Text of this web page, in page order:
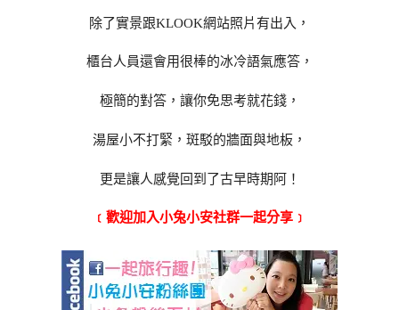
除了實景跟KLOOK網站照片有出入，
櫃台人員還會用很棒的冰冷語氣應答，
極簡的對答，讓你免思考就花錢，
湯屋小不打緊，斑駁的牆面與地板，
更是讓人感覺回到了古早時期阿！
﹝歡迎加入小兔小安社群一起分享﹞